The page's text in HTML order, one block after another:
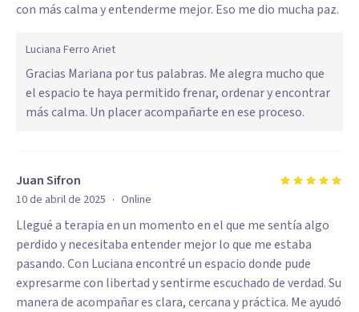
con más calma y entenderme mejor. Eso me dio mucha paz.
Luciana Ferro Ariet
Gracias Mariana por tus palabras. Me alegra mucho que
el espacio te haya permitido frenar, ordenar y encontrar
más calma. Un placer acompañarte en ese proceso.
Juan Sifron
10 de abril de 2025 · Online
Llegué a terapia en un momento en el que me sentía algo
perdido y necesitaba entender mejor lo que me estaba
pasando. Con Luciana encontré un espacio donde pude
expresarme con libertad y sentirme escuchado de verdad. Su
manera de acompañar es clara, cercana y práctica. Me ayudó